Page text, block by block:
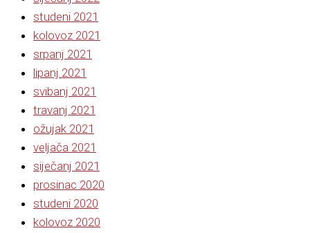
studeni 2021
kolovoz 2021
srpanj 2021
lipanj 2021
svibanj 2021
travanj 2021
ožujak 2021
veljača 2021
siječanj 2021
prosinac 2020
studeni 2020
kolovoz 2020